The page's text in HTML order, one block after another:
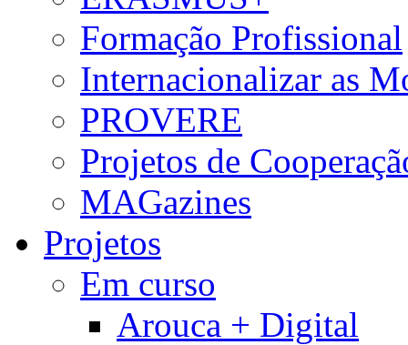
Formação Profissional
Internacionalizar as
PROVERE
Projetos de
MAGazines
Projetos
Em curso
Arouca + Digital